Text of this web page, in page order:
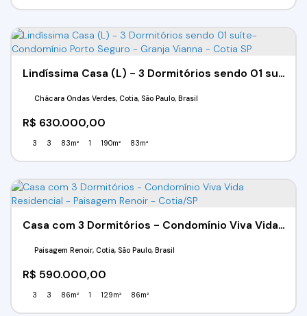
Lindíssima Casa (L) - 3 Dormitórios sendo 01 suíte- Condomínio Porto Seguro - Granja Vianna - Cotia SP
R$ 630.000,00
Chácara Ondas Verdes, Cotia, São Paulo, Brasil
3 3 83m² 1 190m² 83m²
Casa com 3 Dormitórios - Condomínio Viva Vida Residencial - Paisagem Renoir - Cotia/SP
R$ 590.000,00
Paisagem Renoir, Cotia, São Paulo, Brasil
3 3 86m² 1 129m² 86m²